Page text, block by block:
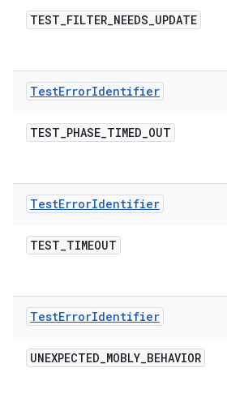
TEST_FILTER_NEEDS_UPDATE
TestErrorIdentifier
TEST_PHASE_TIMED_OUT
TestErrorIdentifier
TEST_TIMEOUT
TestErrorIdentifier
UNEXPECTED_MOBLY_BEHAVIOR